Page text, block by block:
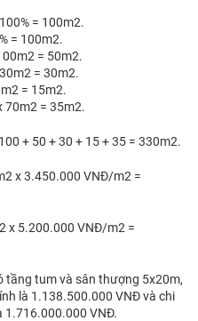
= 100m2.
= 100m2.
= 50m2.
= 30m2.
= 15m2.
70m2 = 35m2.
+ 50 + 30 + 15 + 35 = 330m2.
x 3.450.000 VNĐ/m2 =
x 5.200.000 VNĐ/m2 =
tầng tum và sân thượng 5x20m,
là 1.138.500.000 VNĐ và chi
1.716.000.000 VNĐ.